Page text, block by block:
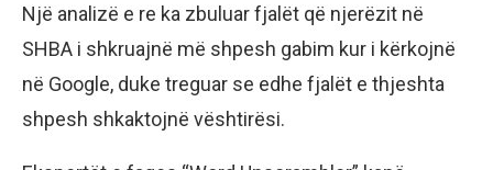
Një analizë e re ka zbuluar fjalët që njerëzit në
SHBA i shkruajnë më shpesh gabim kur i kërkojnë
në Google, duke treguar se edhe fjalët e thjeshta
shpesh shkaktojnë vështirësi.